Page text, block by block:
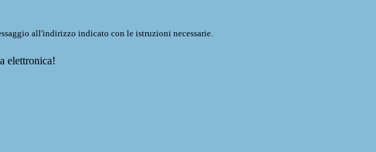
all'indirizzo indicato con le istruzioni necessarie.
elettronica!